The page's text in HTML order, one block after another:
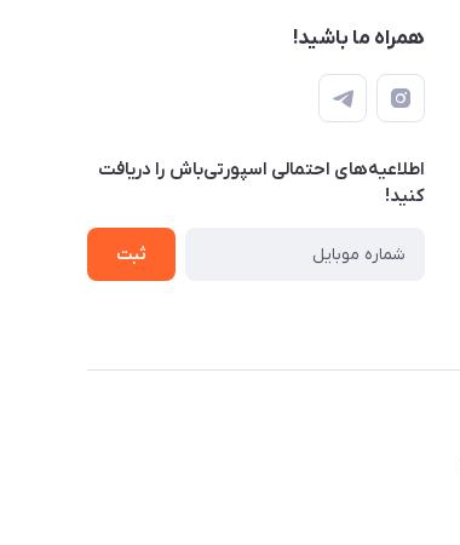
همراه ما باشید!
اطلاعیه‌های احتمالی اسپورتی‌باش را دریافت
کنید!
ثبت